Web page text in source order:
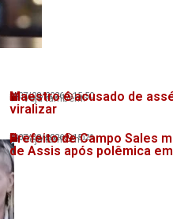
Veja também!
07/08/2026 15:50
Maestro é acusado de
viralizar
Veja também!
07/08/2026 15:21
Prefeito de Campo Sales
de Assis após polêmica